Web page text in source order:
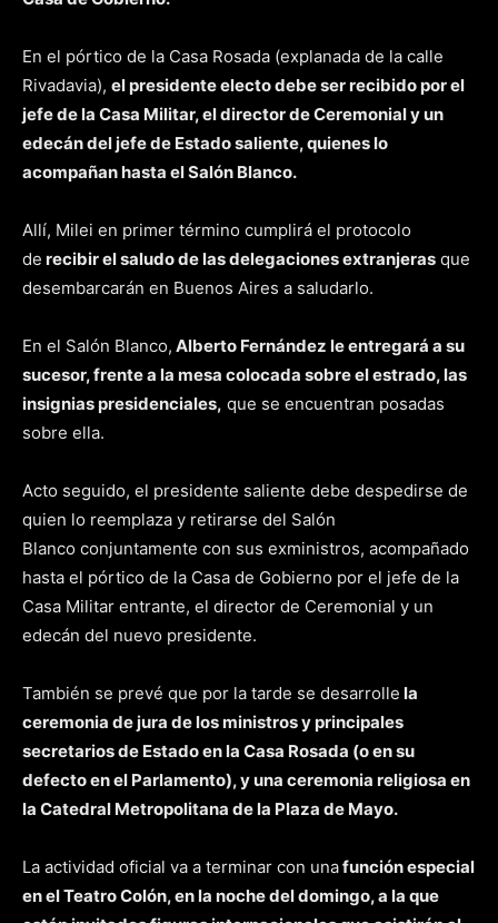
En el pórtico de la Casa Rosada (explanada de la calle
Rivadavia), el presidente electo debe ser recibido por el
jefe de la Casa Militar, el director de Ceremonial y un
edecán del jefe de Estado saliente, quienes lo
acompañan hasta el Salón Blanco.
Allí, Milei en primer término cumplirá el protocolo
de recibir el saludo de las delegaciones extranjeras que
desembarcarán en Buenos Aires a saludarlo.
En el Salón Blanco, Alberto Fernández le entregará a su
sucesor, frente a la mesa colocada sobre el estrado, las
insignias presidenciales, que se encuentran posadas
sobre ella.
Acto seguido, el presidente saliente debe despedirse de
quien lo reemplaza y retirarse del Salón
Blanco conjuntamente con sus exministros, acompañado
hasta el pórtico de la Casa de Gobierno por el jefe de la
Casa Militar entrante, el director de Ceremonial y un
edecán del nuevo presidente.
También se prevé que por la tarde se desarrolle la
ceremonia de jura de los ministros y principales
secretarios de Estado en la Casa Rosada (o en su
defecto en el Parlamento), y una ceremonia religiosa en
la Catedral Metropolitana de la Plaza de Mayo.
La actividad oficial va a terminar con unafunción especial
en el Teatro Colón, en la noche del domingo, a la que